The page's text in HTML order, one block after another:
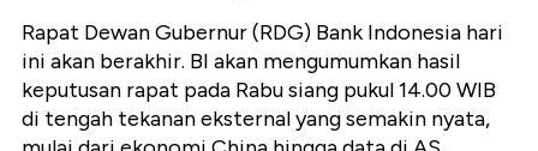
Rapat Dewan Gubernur (RDG) Bank Indonesia hari
ini akan berakhir. BI akan mengumumkan hasil
keputusan rapat pada Rabu siang pukul 14.00 WIB
di tengah tekanan eksternal yang semakin nyata,